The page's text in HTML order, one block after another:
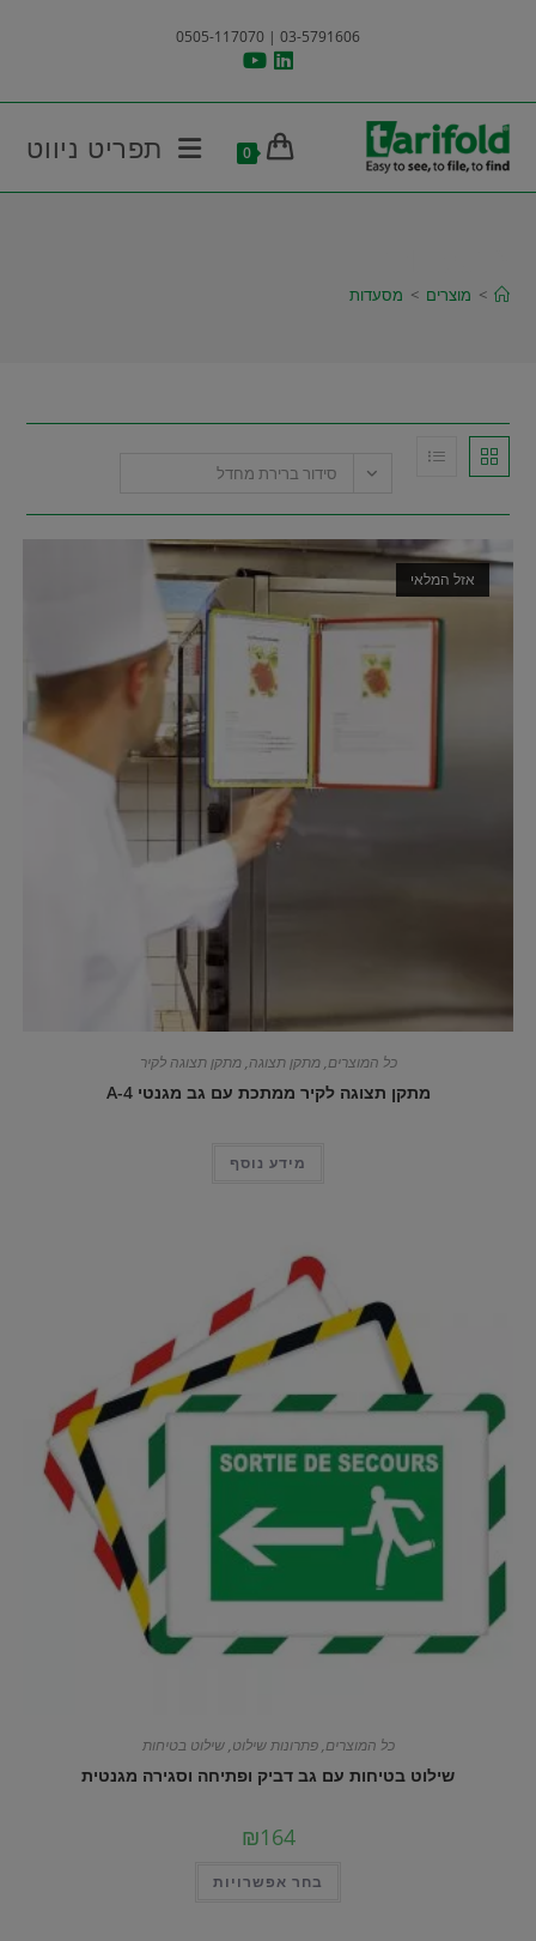
03-5791606 | 0505-117070
0 תפריט ניווט
> מוצרים > מסעדות
סידור ברירת מחדל
אזל המלאי
כל המוצרים,מתקן תצוגה,מתקן תצוגה לקיר
מתקן תצוגה לקיר ממתכת עם גב מגנטי A-4
מידע נוסף
כל המוצרים,פתרונות שילוט,שילוט בטיחות
שילוט בטיחות עם גב דביק ופתיחה וסגירה מגנטית
₪164
בחר אפשרויות